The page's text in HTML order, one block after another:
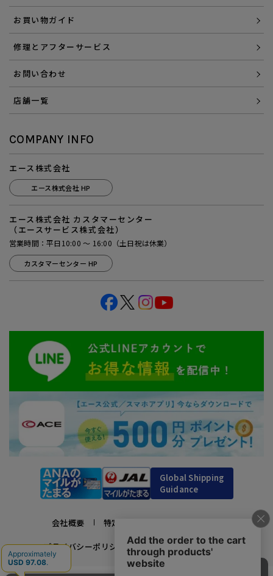
お買い物ガイド
修理とアフターサービス
お問い合わせ
店舗一覧
COMPANY INFO
エース株式会社
エース株式会社 HP
エース株式会社 カスタマーセンター
（エースサービス株式会社）
営業時間：平日10:00 ～ 16:00（土日祝は休業）
カスタマーセンター HP
Global Shipping
Guidance
会社概要 特定商取引法に基づく表示
プライバシーポリシー 利用規約 採用情報